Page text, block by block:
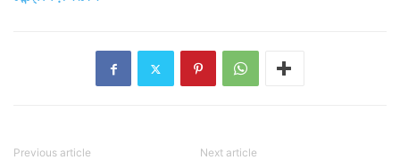
Previous article Next article